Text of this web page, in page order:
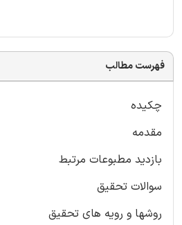
فهرست مطالب
چکیده
مقدمه
بازدید مطبوعات مرتبط
سوالات تحقیق
روشها و رویه های تحقیق